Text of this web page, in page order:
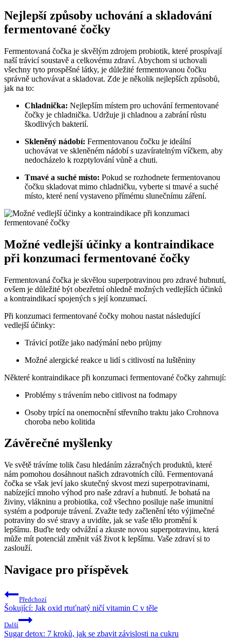
Nejlepší způsoby uchování a skladování
fermentované čočky
Fermentovaná čočka je skvělým zdrojem probiotik, které prospívají
naší trávicí soustavě a celkovému zdraví. Abychom si uchovali
všechny tyto prospěšné látky, je důležité fermentovanou čočku
správně uchovávat a skladovat. Zde je několik nejlepších způsobů,
jak na to:
Chladnička: Nejlepším místem pro uchování fermentované
čočky je chladnička. Udržuje ji chladnou a zabrání růstu
škodlivých bakterií.
Skleněný nádobí: Fermentovanou čočku je ideální
uchovávat ve skleněném nádobí s uzavíratelným víčkem, aby
nedocházelo k rozptylování vůně a chuti.
Tmavé a suché místo: Pokud se rozhodnete fermentovanou
čočku skladovat mimo chladničku, vyberte si tmavé a suché
místo, které není vystaveno přímému slunečnímu záření.
Možné vedlejší účinky a kontraindikace
při konzumaci fermentované čočky
Fermentovaná čočka je skvělou superpotravinou pro zdravé hubnutí,
ovšem je důležité být obezřetní ohledně možných vedlejších účinků
a kontraindikací spojených s její konzumací.
Při konzumaci fermentované čočky mohou nastat následující
vedlejší účinky:
Trávicí potíže jako nadýmání nebo průjmy
Možné alergické reakce u lidí s citlivostí na luštěniny
Některé kontraindikace při konzumaci fermentované čočky zahrnují:
Problémy s trávením nebo citlivost na fodmapy
Osoby trpící na onemocnění střevního traktu jako Crohnova
choroba nebo kolitida
Závěrečné myšlenky
Ve světě trávíme tolik času hledáním zázračných produktů, které
nám pomohou dosáhnout našich zdravotních cílů. Fermentovaná
čočka se však jeví jako skutečný skvost mezi superpotravinami,
nabízející mnoho výhod pro naše zdraví a hubnutí. Je bohatá na
živiny, vlákninu a probiotika, což všechno posiluje naše imunitní
systém a podporuje trávení. Zvažte tedy začlenění této výjimečné
potraviny do své stravy a uvidíte, jak se vaše tělo promění k
lepšímu. Buďte tedy odvážní a zkuste novou superpotravinu, která
může mít potenciál změnit váš život k lepšímu. Vaše zdraví si to
zaslouží.
Navigace pro příspěvek
Předchozí
Šokující: Jak oxid rtuťnatý ničí vitamin C v těle
Další
Sugar detox: 7 kroků, jak se zbavit závislosti na cukru